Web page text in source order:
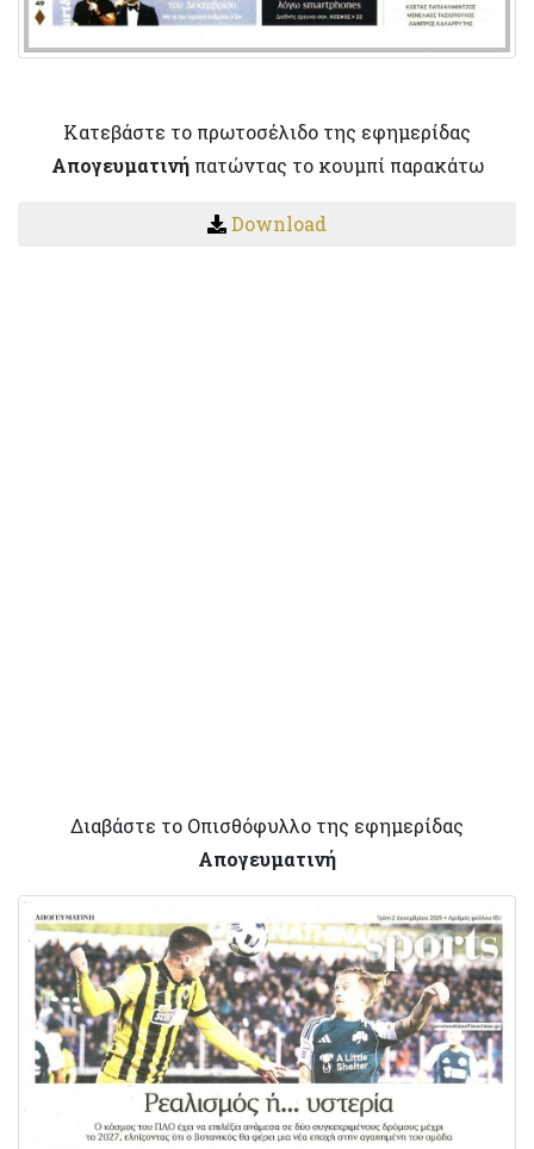
Κατεβάστε το πρωτοσέλιδο της εφημερίδας
Απογευματινήπατώντας το κουμπί παρακάτω
Download
Διαβάστε το Οπισθόφυλλο της εφημερίδας
Απογευματινή